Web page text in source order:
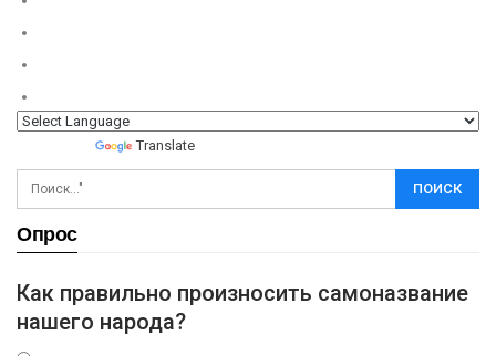
Translate
Опрос
Как правильно произносить самоназвание
нашего народа?